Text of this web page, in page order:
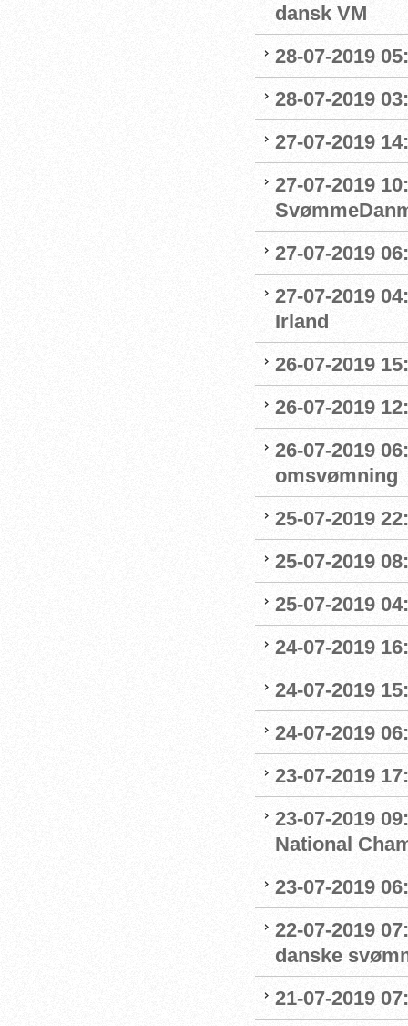
dansk VM
28-07-2019
28-07-2019
27-07-2019
27-07-2019
27-07-2019
27-07-2019
Irland
26-07-2019
26-07-2019
26-07-2019
omsvømning
25-07-2019
25-07-2019
25-07-2019
24-07-2019
24-07-2019
24-07-2019
23-07-2019
23-07-2019
National
23-07-2019
22-07-2019
danske
21-07-2019